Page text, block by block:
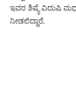
ಇವರ ಶಿಷ್ಯೆ ವಿದುಷಿ
ನೀಡಲಿದ್ದಾರೆ.